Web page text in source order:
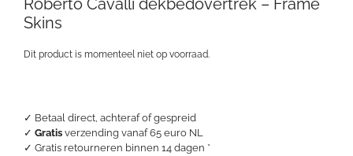
✓ Betaal direct, achteraf of gespreid
✓ Gratis verzending vanaf 65 euro NL
✓ Gratis retourneren binnen 14 dagen *
Roberto Cavalli dekbedovertrek – Frame
Skins
Dit product is momenteel niet op voorraad.